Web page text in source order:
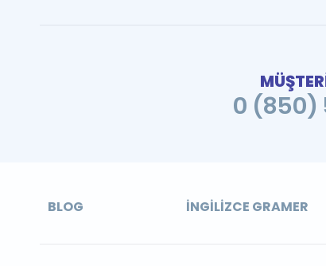
0 (850)
BLOG İNGILIZCE GRAMER